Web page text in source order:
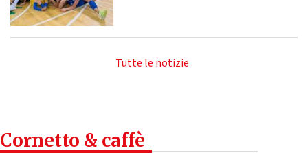
Tutte le notizie
Cornetto & caffè